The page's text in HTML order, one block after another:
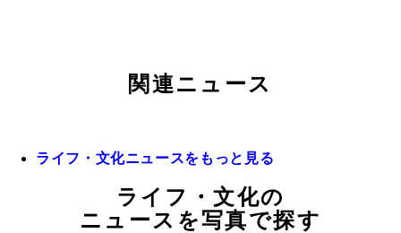
関連ニュース
ライフ・文化ニュースをもっと見る
ライフ・文化の
ニュースを写真で探す